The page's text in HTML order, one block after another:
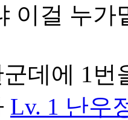
이걸 누
데에 1번
Lv. 1 난우